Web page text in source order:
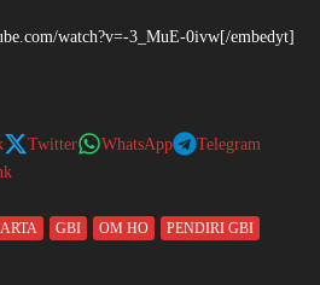
watch?v=-3_MuE-0ivw[/embedyt]
Twitter WhatsApp
Telegram
GBI OM HO PENDIRI GBI